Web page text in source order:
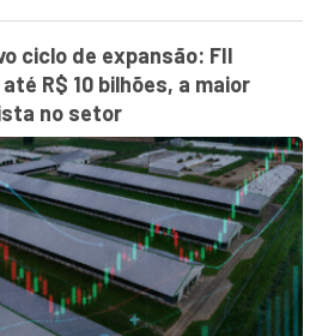
ciclo de expansão: FII
R$ 10 bilhões, a maior
no setor